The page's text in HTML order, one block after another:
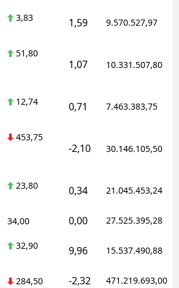
3,83 1,59 9.570.527,97
51,80
1,07 10.331.507,80
12,74 0,71 7.463.383,75
453,75
-2,10 30.146.105,50
23,80 0,34 21.045.453,24
34,00 0,00 27.525.395,28
32,90 9,96 15.537.490,88
284,50 -2,32 471.219.693,00